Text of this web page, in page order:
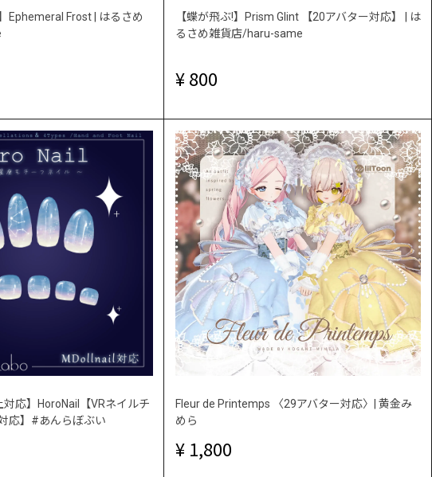
Ephemeral Frost | はるさめ
【蝶が飛ぶ!】Prism Glint 【20アバター対応】 | は
るさめ雑貨店/haru-same
800
対応】HoroNail【VRネイルチ
応】#あんらぼぶい
Fleur de Printemps 〈29アバター対応〉| 黄金み
めら
1,800